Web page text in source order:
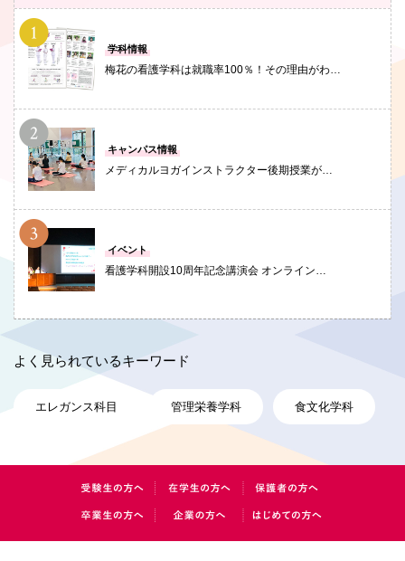
学科情報
梅花の看護学科は就職率100％！その理由がわ…
キャンパス情報
メディカルヨガインストラクター後期授業が…
イベント
看護学科開設10周年記念講演会 オンライン…
よく見られているキーワード
エレガンス科目 管理栄養学科 食文化学科